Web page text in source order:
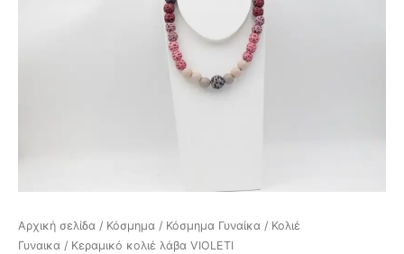
Αρχική σελίδα / Κόσμημα / Κόσμημα Γυναίκα / Κολιέ
Γυναικα / Κεραμικό κολιέ λάβα VIOLETI